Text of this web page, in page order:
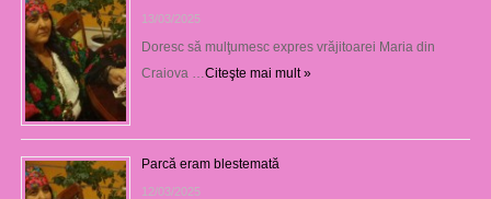
13/03/2025
Doresc să mulţumesc expres vrăjitoarei Maria din
Craiova … Citeşte mai mult »
Parcă eram blestemată
12/03/2025